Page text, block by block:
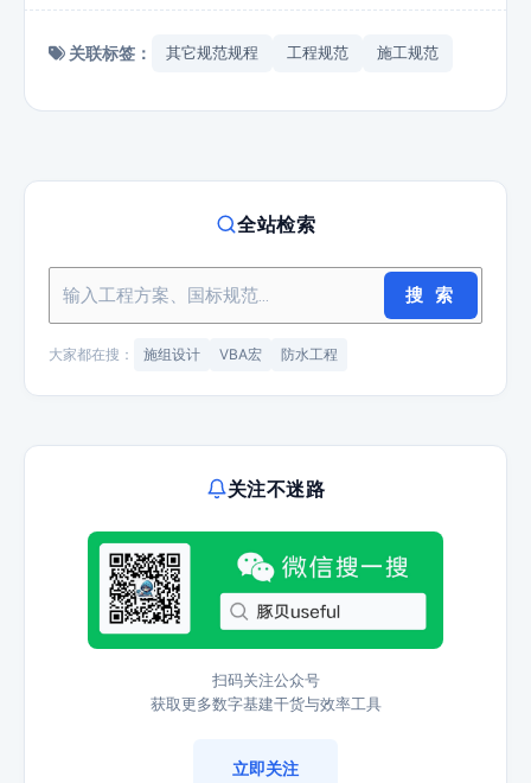
关联标签： 其它规范规程 工程规范 施工规范
全站检索
搜 索
大家都在搜： 施组设计 VBA宏 防水工程
关注不迷路
扫码关注公众号
获取更多数字基建干货与效率工具
立即关注